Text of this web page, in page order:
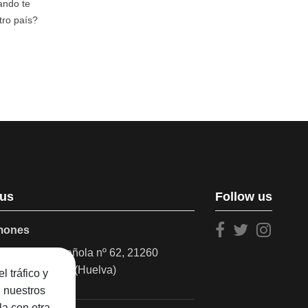
tráfico y
nuestros
te
país?
Marina Española nº 62, 21260
del Cala (Huelva)
Follow us